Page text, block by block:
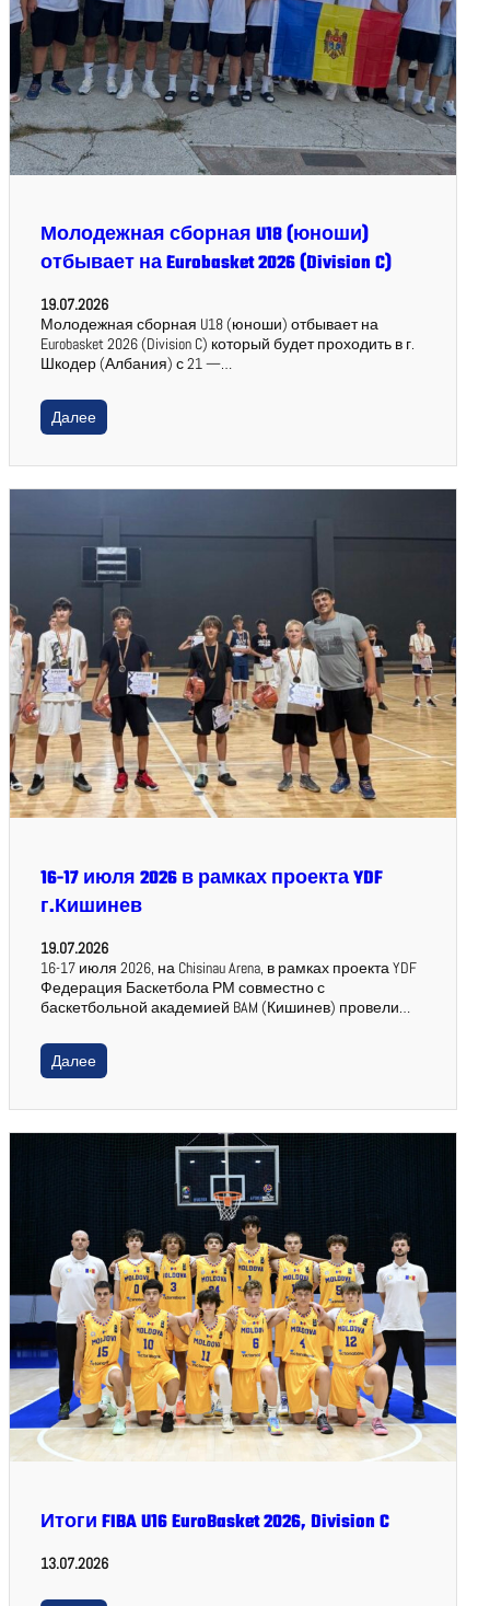
Молодежная сборная U18 (юноши)
отбывает на Eurobasket 2026 (Division C)
19.07.2026
Молодежная сборная U18 (юноши) отбывает на
Eurobasket 2026 (Division C) который будет проходить в г.
Шкодер (Албания) с 21 —…
Далее
16-17 июля 2026 в рамках проекта YDF
г.Кишинев
19.07.2026
16-17 июля 2026, на Chisinau Arena, в рамках проекта YDF
Федерация Баскетбола РМ совместно с
баскетбольной академией BAM (Кишинев) провели…
Далее
Итоги FIBA U16 EuroBasket 2026, Division C
13.07.2026